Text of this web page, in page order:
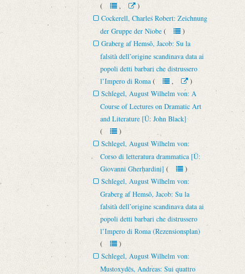
(,)
Cockerell, Charles Robert: Zeichnung
der Gruppe der Niobe ()
Graberg af Hemsŏ, Jacob: Su la
falsità dell’origine scandinava data ai
popoli detti barbari che distrussero
l’Impero di Roma (,)
Schlegel, August Wilhelm von: A
Course of Lectures on Dramatic Art
and Literature [Ü: John Black]
()
Schlegel, August Wilhelm von:
Corso di letteratura drammatica [Ü:
Giovanni Gherhardini] ()
Schlegel, August Wilhelm von:
Graberg af Hemsŏ, Jacob: Su la
falsità dell’origine scandinava data ai
popoli detti barbari che distrussero
l’Impero di Roma (Rezensionsplan)
()
Schlegel, August Wilhelm von:
Mustoxydēs, Andreas: Sui quattro